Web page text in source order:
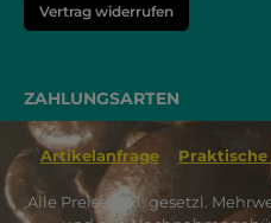
Vertrag widerrufen
ZAHLUNGSARTEN
Artikelanfrage Praktische
Alle Preise inkl. gesetzl.